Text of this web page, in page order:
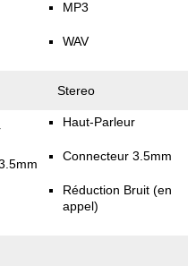
MP3
WAV
Stereo
Haut-Parleur
Connecteur 3.5mm
Réduction Bruit (en
appel)